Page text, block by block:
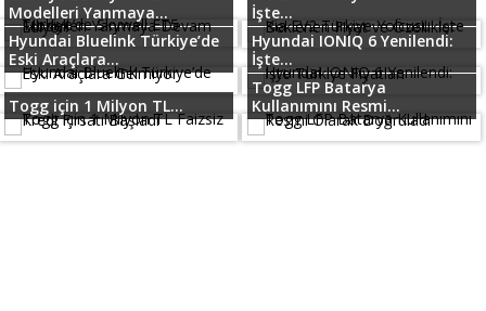
Modelleri Yanmaya...
İşte...
Hyundai Bluelink Türkiye’de
Eski Araçlara...
Hyundai IONIQ 6 Yenilendi:
İşte...
Togg için 1 Milyon TL...
Togg LFP Batarya
Kullanımını Resmi...